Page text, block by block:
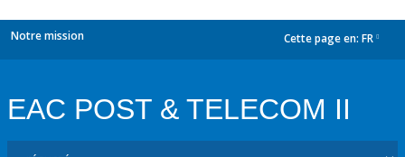
Notre mission Cette page en: FR
EAC POST & TELECOM II